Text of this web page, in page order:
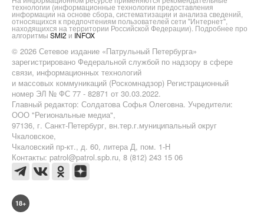
технологии (информационные технологии предоставления
информации на основе сбора, систематизации и анализа сведений,
относящихся к предпочтениям пользователей сети "Интернет",
находящихся на территории Российской Федерации). Подробнее про
алгоритмы SMI2 и INFOX
© 2026 Сетевое издание «Патрульный Петербурга»
зарегистрировано Федеральной службой по надзору в сфере
связи, информационных технологий
и массовых коммуникаций (Роскомнадзор) Регистрационный
номер ЭЛ № ФС 77 - 82871 от 30.03.2022.
Главный редактор: Солдатова Софья Олеговна. Учредители:
ООО "Региональные медиа",
97136, г. Санкт-Петербург, вн.тер.г.муниципальный округ
Чкаловское,
Чкаловский пр-кт., д. 60, литера Д, пом. 1-Н
Контакты: patrol@patrol.spb.ru, 8 (812) 243 15 06
18+